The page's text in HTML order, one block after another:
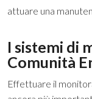
attuare una
I sistemi di
Comunità
Effettuare il